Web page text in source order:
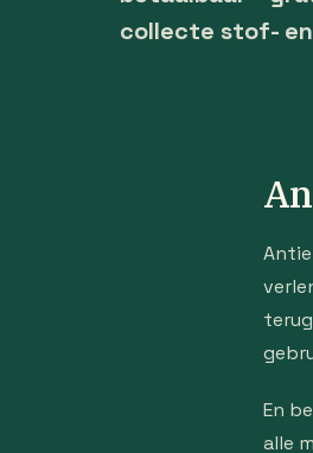
collecte stof-
En
alle